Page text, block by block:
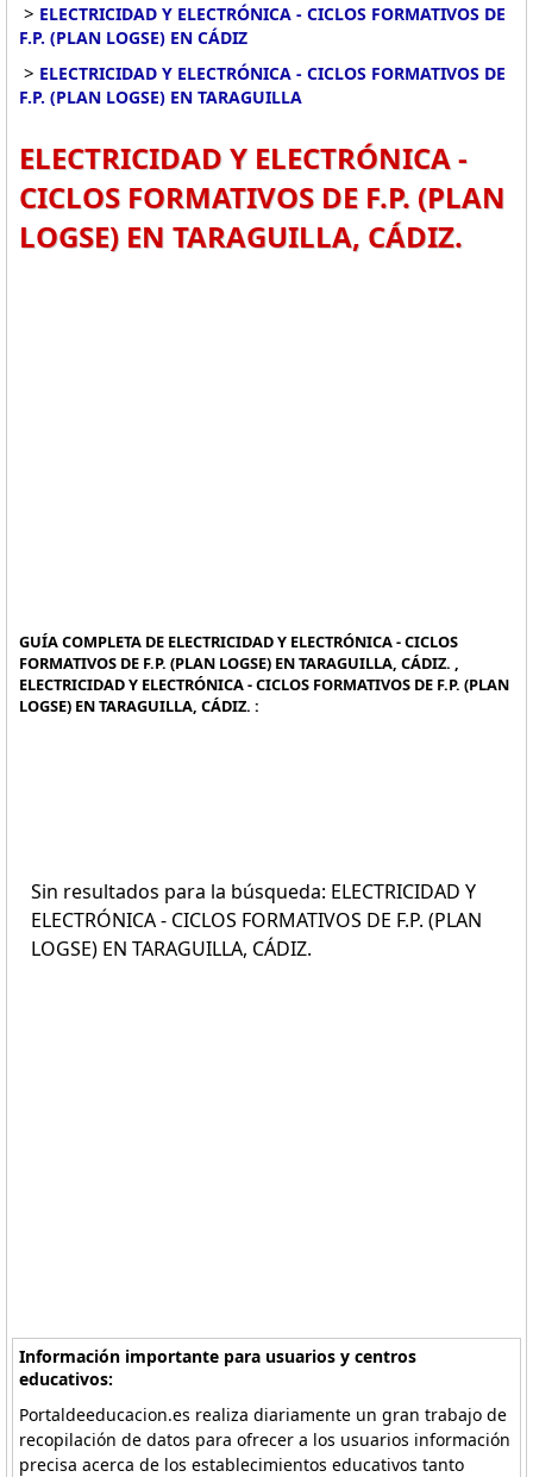
> ELECTRICIDAD Y ELECTRÓNICA - CICLOS FORMATIVOS DE
F.P. (PLAN LOGSE) EN CÁDIZ
> ELECTRICIDAD Y ELECTRÓNICA - CICLOS FORMATIVOS DE
F.P. (PLAN LOGSE) EN TARAGUILLA
ELECTRICIDAD Y ELECTRÓNICA -
CICLOS FORMATIVOS DE F.P. (PLAN
LOGSE) EN TARAGUILLA, CÁDIZ.
GUÍA COMPLETA DE ELECTRICIDAD Y ELECTRÓNICA - CICLOS
FORMATIVOS DE F.P. (PLAN LOGSE) EN TARAGUILLA, CÁDIZ. ,
ELECTRICIDAD Y ELECTRÓNICA - CICLOS FORMATIVOS DE F.P. (PLAN
LOGSE) EN TARAGUILLA, CÁDIZ. :
Sin resultados para la búsqueda: ELECTRICIDAD Y
ELECTRÓNICA - CICLOS FORMATIVOS DE F.P. (PLAN
LOGSE) EN TARAGUILLA, CÁDIZ.
Información importante para usuarios y centros
educativos:
Portaldeeducacion.es realiza diariamente un gran trabajo de
recopilación de datos para ofrecer a los usuarios información
precisa acerca de los establecimientos educativos tanto